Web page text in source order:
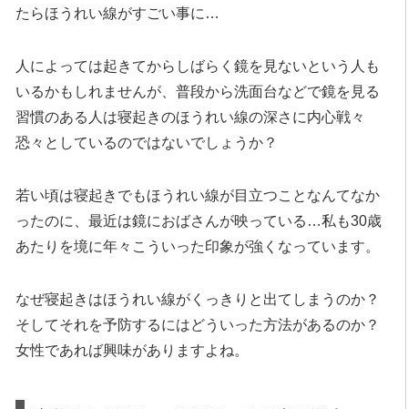
たらほうれい線がすごい事に…
人によっては起きてからしばらく鏡を見ないという人も
いるかもしれませんが、普段から洗面台などで鏡を見る
習慣のある人は寝起きのほうれい線の深さに内心戦々
恐々としているのではないでしょうか？
若い頃は寝起きでもほうれい線が目立つことなんてなか
ったのに、最近は鏡におばさんが映っている…私も30歳
あたりを境に年々こういった印象が強くなっています。
なぜ寝起きはほうれい線がくっきりと出てしまうのか？
そしてそれを予防するにはどういった方法があるのか？
女性であれば興味がありますよね。